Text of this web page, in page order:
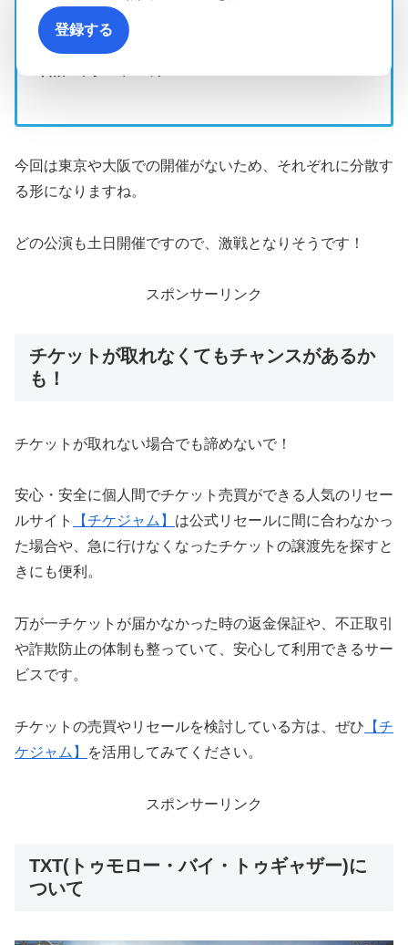
みずほPayPayドーム福岡 52,000席×2日
=104,000席
今回は東京や大阪での開催がないため、それぞれに分散す
る形になりますね。
どの公演も土日開催ですので、激戦となりそうです！
スポンサーリンク
チケットが取れなくてもチャンスがあるか
も！
チケットが取れない場合でも諦めないで！
安心・安全に個人間でチケット売買ができる人気のリセー
ルサイト
【チケジャム】 は公式リセールに間に合わなかっ
た場合や、急に行けなくなったチケットの譲渡先を探すと
きにも便利。
万が一チケットが届かなかった時の返金保証や、不正取引
や詐欺防止の体制も整っていて、安心して利用できるサー
ビスです。
チケットの売買やリセールを検討している方は、ぜひ 【チ
ケジャム】
を活用してみてください。
スポンサーリンク
TXT(トゥモロー・バイ・トゥギャザー)に
ついて
登録する